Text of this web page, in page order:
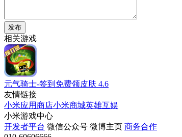
发布
相关游戏
元气骑士-签到免费领皮肤 4.6
友情链接
小米应用商店小米商城英雄互娱
小米游戏中心
开发者平台 微信公众号 微博主页 商务合作